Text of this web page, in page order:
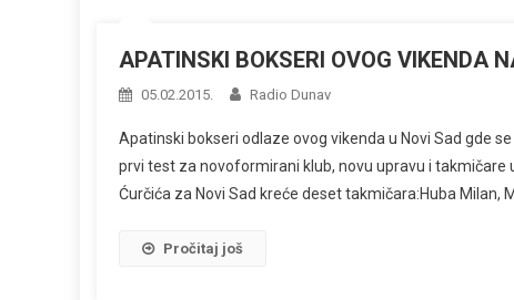
APATINSKI BOKSERI OVOG VIKENDA
05.02.2015. Radio Dunav
Apatinski bokseri odlaze ovog vikenda u Novi Sad gde
prvi test za novoformirani klub, novu upravu i
Ćurčića za Novi Sad kreće deset takmičara:Huba Milan,
Pročitaj još